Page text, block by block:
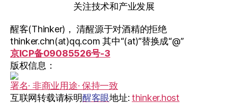
关注技术和产业发展
醒客(Thinker)， 清醒源于对酒精的拒绝
thinker.chn(at)qq.com 其中“(at)”替换成“@”
京ICP备09085526号-3
版权信息：
署名· 非商业用途· 保持一致
互联网转载请标明醒客眼地址: thinker.host